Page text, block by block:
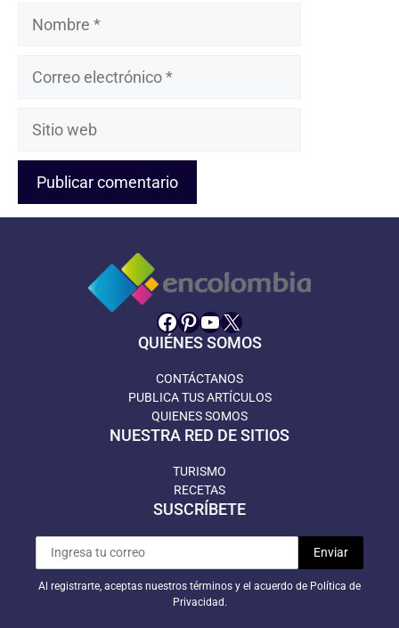
Nombre
Sitio
Facebook
Pinterest
YouTube
X
QUIÉNES SOMOS
CONTÁCTANOS
PUBLICA TUS ARTÍCULOS
QUIENES SOMOS
NUESTRA RED DE SITIOS
TURISMO
RECETAS
SUSCRÍBETE
Al registrarte, aceptas nuestros términos y el acuerdo de Política de
Privacidad.